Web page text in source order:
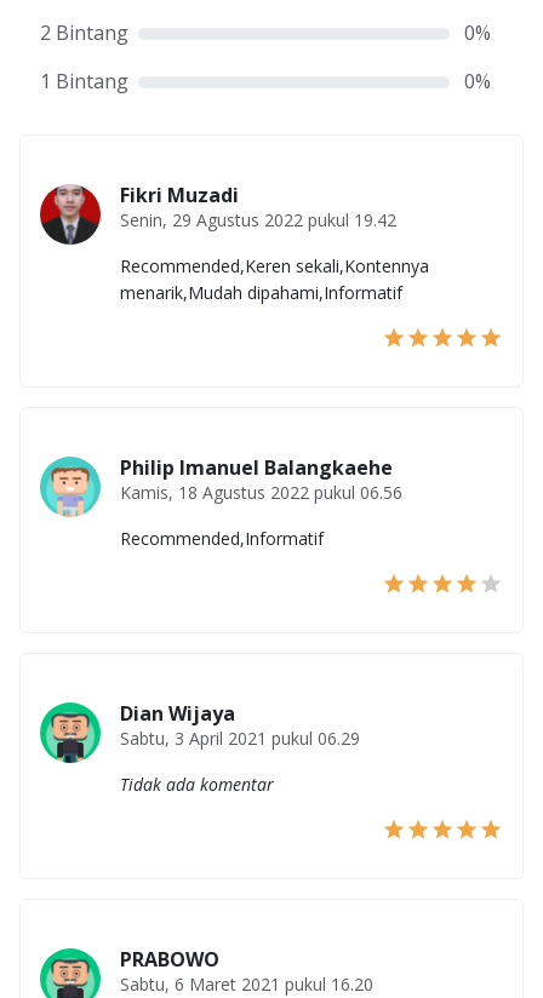
2 Bintang
0%
1 Bintang
0%
Fikri Muzadi
Senin, 29 Agustus 2022 pukul 19.42
Recommended,Keren sekali,Kontennya
menarik,Mudah dipahami,Informatif
Philip Imanuel Balangkaehe
Kamis, 18 Agustus 2022 pukul 06.56
Recommended,Informatif
Dian Wijaya
Sabtu, 3 April 2021 pukul 06.29
Tidak ada komentar
PRABOWO
Sabtu, 6 Maret 2021 pukul 16.20